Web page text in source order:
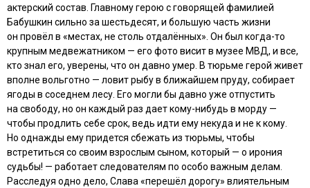
актерский состав. Главному герою с говорящей фамилией
Бабушкин сильно за шестьдесят, и большую часть жизни
он провёл в «местах, не столь отдалённых». Он был когда-то
крупным медвежатником — его фото висит в музее МВД, и все,
кто знал его, уверены, что он давно умер. В тюрьме герой живет
вполне вольготно — ловит рыбу в ближайшем пруду, собирает
ягоды в соседнем лесу. Его могли бы давно уже отпустить
на свободу, но он каждый раз дает кому-нибудь в морду —
чтобы продлить себе срок, ведь идти ему некуда и не к кому.
Но однажды ему придется сбежать из тюрьмы, чтобы
встретиться со своим взрослым сыном, который — о ирония
судьбы! — работает следователям по особо важным делам.
Расследуя одно дело, Слава «перешёл дорогу» влиятельным